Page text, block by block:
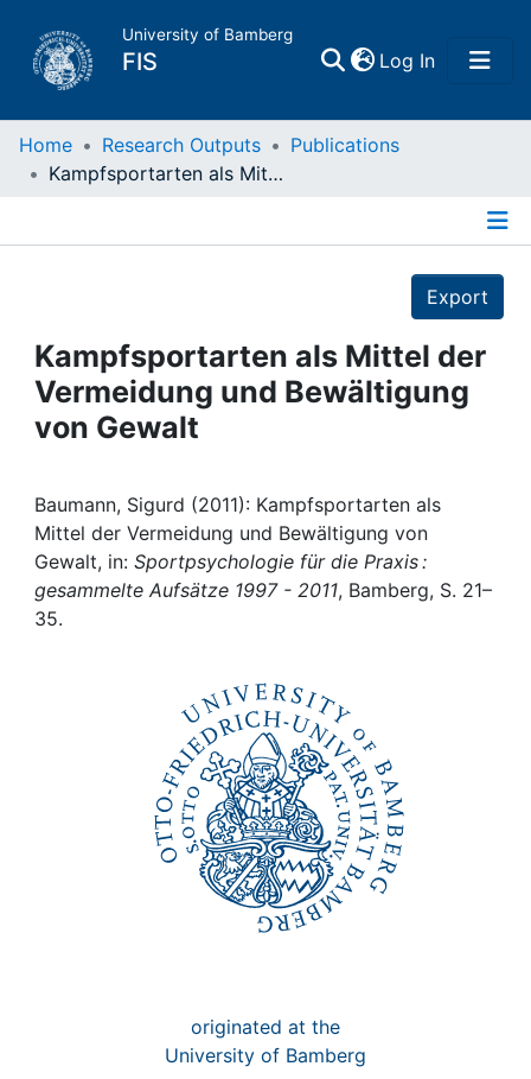
University of Bamberg
FIS Log In(current)
Home
Projects
People
Awards
My FIS
Home Research Outputs
Publications
Kampfsportarten als Mittel der Vermeidung und Bewältigung von Gewalt
Export
Kampfsportarten als Mittel der
Vermeidung und Bewältigung
von Gewalt
Baumann, Sigurd (2011): Kampfsportarten als
Mittel der Vermeidung und Bewältigung von
Gewalt, in: Sportpsychologie für die Praxis :
gesammelte Aufsätze 1997 - 2011, Bamberg, S. 21–
35.
originated at the
University of Bamberg